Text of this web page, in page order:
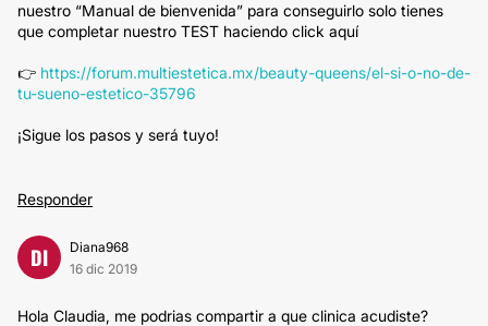
nuestro “Manual de bienvenida” para conseguirlo solo tienes
que completar nuestro TEST haciendo click aquí
👉 https://forum.multiestetica.mx/beauty-queens/el-si-o-no-de-
tu-sueno-estetico-35796
¡Sigue los pasos y será tuyo!
Responder
DI
Diana968
16 dic 2019
Hola Claudia, me podrias compartir a que clinica acudiste?